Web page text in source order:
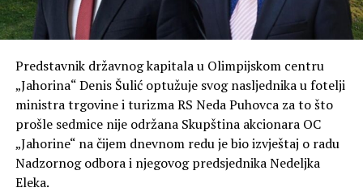
Smartmatic opremom
podrške na biračkim mjestima, pomoć članovima biračkih
odbora pri korištenju Smartmatic opreme, prijavljivanje
eventualnih problema i komunikaciju sa nadležnim
službama tokom izbornog dana.
Prema oglasu, 3. oktobar biće rezervisan za instalaciju i
pripremu biračkih mjesta, dok će 4. oktobra angažovani
Predstavnik državnog kapitala u Olimpijskom centru
„Jahorina“ Denis Šulić optužuje svog nasljednika u fotelji
ministra trgovine i turizma RS Neda Puhovca za to što
prošle sedmice nije održana Skupština akcionara OC
„Jahorine“ na čijem dnevnom redu je bio izvještaj o radu
Nadzornog odbora i njegovog predsjednika Nedeljka
Eleka.